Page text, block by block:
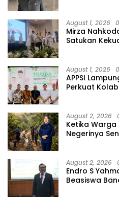
August 1, 2026
Mirza
Satukan
August 1, 2026
APPSI
Perkuat
August 2, 2026
Ketika
Negerinya
August 2, 2026
Endro S
Beasiswa